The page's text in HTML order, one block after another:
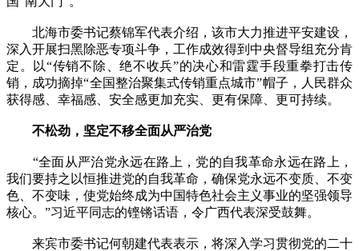
北海市委书记蔡锦军代表介绍，该市大力推进平安建设，
深入开展扫黑除恶专项斗争，工作成效得到中央督导组充分肯
定。以“传销不除、绝不收兵”的决心和雷霆手段重拳打击传
销，成功摘掉“全国整治聚集式传销重点城市”帽子，人民群众
获得感、幸福感、安全感更加充实、更有保障、更可持续。
不松劲，坚定不移全面从严治党
“全面从严治党永远在路上，党的自我革命永远在路上，
我们要持之以恒推进党的自我革命，确保党永远不变质、不变
色、不变味，使党始终成为中国特色社会主义事业的坚强领导
核心。”习近平同志的铿锵话语，令广西代表深受鼓舞。
来宾市委书记何朝建代表表示，将深入学习贯彻党的二十